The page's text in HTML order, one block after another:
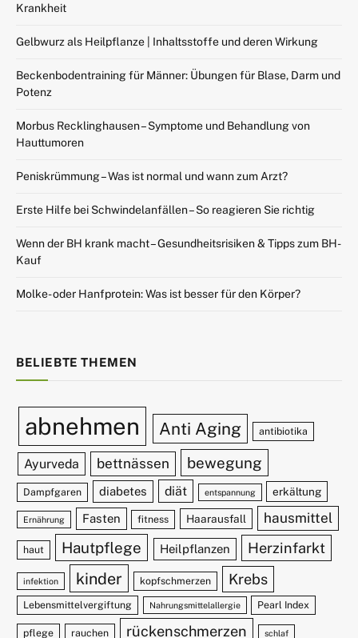
Krankheit
Gelbwurz als Heilpflanze | Inhaltsstoffe und deren Wirkung
Beckenbodentraining für Männer: Übungen für Blase, Darm und
Potenz
Morbus Recklinghausen – Symptome und Behandlung von
Hauttumoren
Peniskrümmung – Was ist normal und wann zum Arzt?
Erste Hilfe bei Schwindelanfällen – So reagieren Sie richtig
Wenn der BH krank macht – Gesundheitsrisiken & Tipps zum BH-
Kauf
Molke- oder Hanfprotein: Was ist besser für den Körper?
BELIEBTE THEMEN
abnehmen Anti Aging antibiotika
Ayurveda bettnässen bewegung
Dampfgaren diabetes diät entspannung erkältung
Ernährung Fasten fitness Haarausfall hausmittel
haut Hautpflege Heilpflanzen Herzinfarkt
infektion kinder kopfschmerzen Krebs
Lebensmittelvergiftung Nahrungsmittelallergie Pearl Index
pflege rauchen rückenschmerzen schlaf